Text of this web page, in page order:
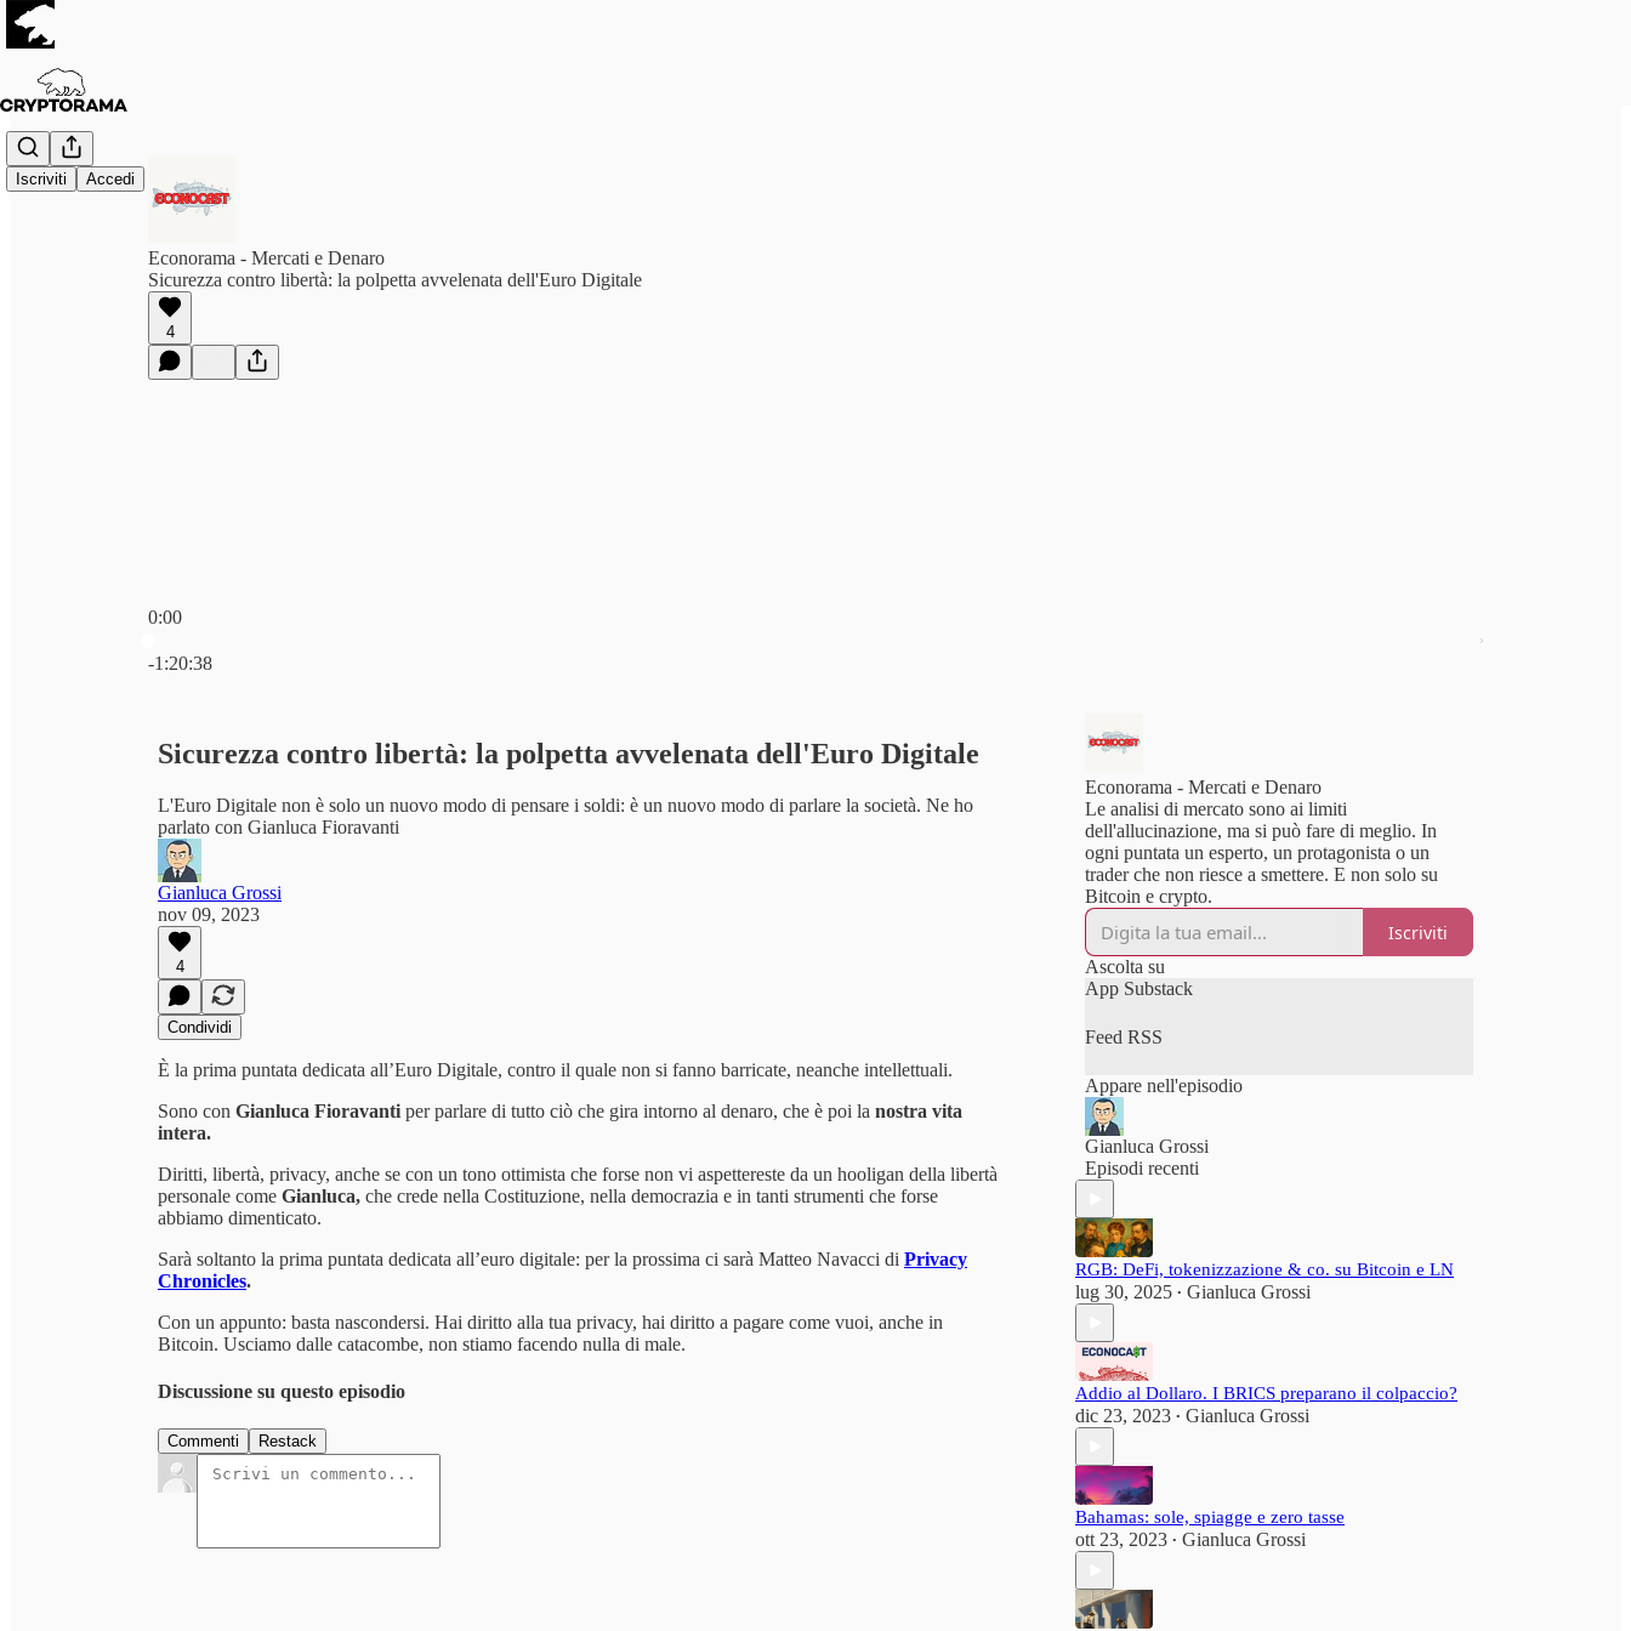
Iscriviti Accedi
Econorama - Mercati e Denaro
Sicurezza contro libertà: la polpetta avvelenata dell'Euro Digitale
4
0:00
-1:20:38
Sicurezza contro libertà: la polpetta avvelenata dell'Euro Digitale
L'Euro Digitale non è solo un nuovo modo di pensare i soldi: è un nuovo modo di parlare la società. Ne ho
parlato con Gianluca Fioravanti
Gianluca Grossi
nov 09, 2023
4
Condividi
È la prima puntata dedicata all’Euro Digitale, contro il quale non si fanno barricate, neanche intellettuali.
Sono con Gianluca Fioravanti per parlare di tutto ciò che gira intorno al denaro, che è poi la nostra vita
intera.
Diritti, libertà, privacy, anche se con un tono ottimista che forse non vi aspettereste da un hooligan della libertà
personale come Gianluca, che crede nella Costituzione, nella democrazia e in tanti strumenti che forse
abbiamo dimenticato.
Sarà soltanto la prima puntata dedicata all’euro digitale: per la prossima ci sarà Matteo Navacci di Privacy
Chronicles.
Con un appunto: basta nascondersi. Hai diritto alla tua privacy, hai diritto a pagare come vuoi, anche in
Bitcoin. Usciamo dalle catacombe, non stiamo facendo nulla di male.
Discussione su questo episodio
Commenti Restack
Econorama - Mercati e Denaro
Le analisi di mercato sono ai limiti
dell'allucinazione, ma si può fare di meglio. In
ogni puntata un esperto, un protagonista o un
trader che non riesce a smettere. E non solo su
Bitcoin e crypto.
Iscriviti
Ascolta su
App Substack
Feed RSS
Appare nell'episodio
Gianluca Grossi
Episodi recenti
RGB: DeFi, tokenizzazione & co. su Bitcoin e LN
lug 30, 2025 • Gianluca Grossi
Addio al Dollaro. I BRICS preparano il colpaccio?
dic 23, 2023 • Gianluca Grossi
Bahamas: sole, spiagge e zero tasse
ott 23, 2023 • Gianluca Grossi